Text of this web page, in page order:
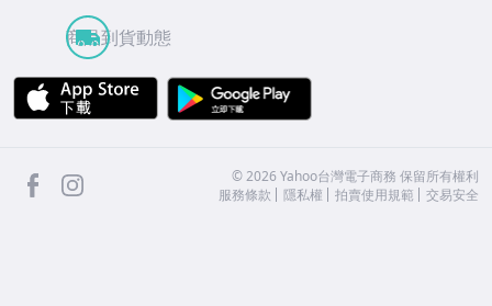
商品到貨動態
APP Store
facebook ©2026 Yahoo台灣電子商務 保留所有權利
服務條款
隱私權 拍賣使用規範 交易安全